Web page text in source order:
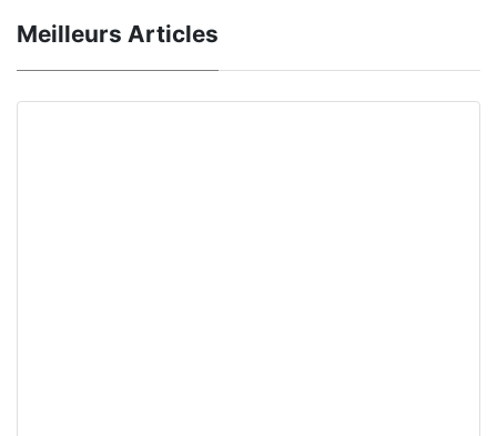
Meilleurs Articles